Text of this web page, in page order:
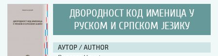
ГОДИНА ОБЈАВЉИВАЊА:
ПРЕГЛЕД
ДВОРОДНОСТ КОД ИМЕНИЦА У
РУСКОМ И СРПСКОМ ЈЕЗИКУ
АУТОР / AUTHOR